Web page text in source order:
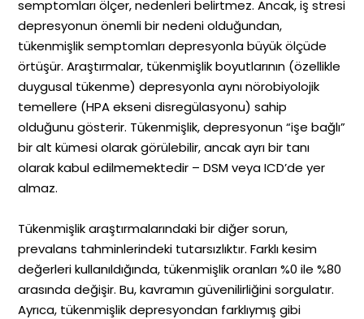
semptomları ölçer, nedenleri belirtmez. Ancak, iş stresi
depresyonun önemli bir nedeni olduğundan,
tükenmişlik semptomları depresyonla büyük ölçüde
örtüşür. Araştırmalar, tükenmişlik boyutlarının (özellikle
duygusal tükenme) depresyonla aynı nörobiyolojik
temellere (HPA ekseni disregülasyonu) sahip
olduğunu gösterir. Tükenmişlik, depresyonun “işe bağlı”
bir alt kümesi olarak görülebilir, ancak ayrı bir tanı
olarak kabul edilmemektedir – DSM veya ICD’de yer
almaz.
Tükenmişlik araştırmalarındaki bir diğer sorun,
prevalans tahminlerindeki tutarsızlıktır. Farklı kesim
değerleri kullanıldığında, tükenmişlik oranları %0 ile %80
arasında değişir. Bu, kavramın güvenilirliğini sorgulatır.
Ayrıca, tükenmişlik depresyondan farklıymış gibi